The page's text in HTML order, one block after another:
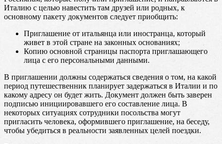
Италию с целью навестить там друзей или родных, к
основному пакету документов следует приобщить:
Приглашение от итальянца или иностранца, который
живет в этой стране на законных основаниях;
Копию основной страницы паспорта приглашающего
лица с его персональными данными.
В приглашении должны содержаться сведения о том, на какой
период путешественник планирует задержаться в Италии и по
какому адресу он будет жить. Документ должен быть заверен
подписью инициировавшего его составление лица. В
некоторых ситуациях сотрудники посольства могут
пригласить человека, оформившего приглашение, на беседу,
чтобы убедиться в реальности заявленных целей поездки.